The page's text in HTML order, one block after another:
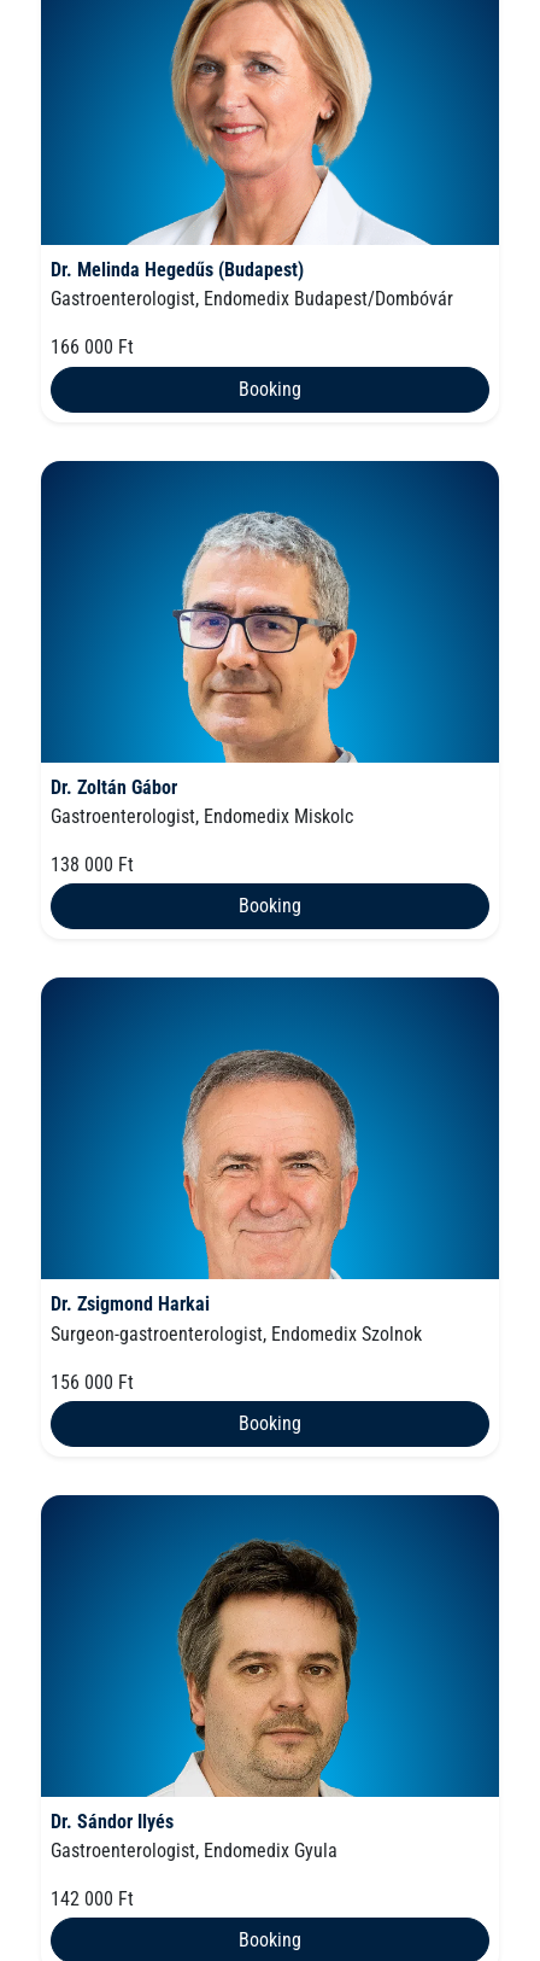
Dr. Melinda Hegedűs (Budapest)
Gastroenterologist, Endomedix Budapest/Dombóvár
166 000 Ft
Booking
Dr. Zoltán Gábor
Gastroenterologist, Endomedix Miskolc
138 000 Ft
Booking
Dr. Zsigmond Harkai
Surgeon-gastroenterologist, Endomedix Szolnok
156 000 Ft
Booking
Dr. Sándor Ilyés
Gastroenterologist, Endomedix Gyula
142 000 Ft
Booking